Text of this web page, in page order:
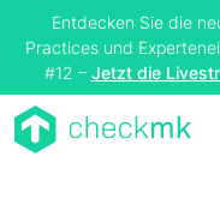
Entdecken Sie die
Practices und
#12 – Jetzt die